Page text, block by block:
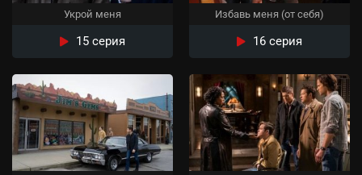
Укрой меня
15 серия
Избавь меня (от себя)
16 серия